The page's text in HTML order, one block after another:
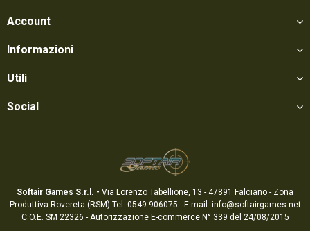
Account
Informazioni
Utili
Social
Softair Games S.r.l. - Via Lorenzo Tabellione, 13 - 47891 Falciano - Zona
Produttiva Rovereta (RSM) Tel. 0549 906075 - E-mail: info@softairgames.net
C.O.E. SM 22326 - Autorizzazione E-commerce N° 339 del 24/08/2015